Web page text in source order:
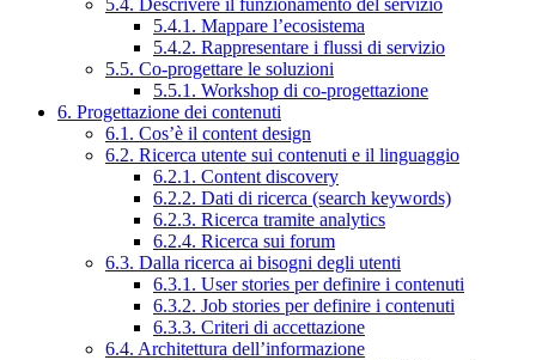
5.4. Descrivere il funzionamento del servizio
5.4.1. Mappare l’ecosistema
5.4.2. Rappresentare i flussi di servizio
5.5. Co-progettare le soluzioni
5.5.1. Workshop di co-progettazione
6. Progettazione dei contenuti
6.1. Cos’è il content design
6.2. Ricerca utente sui contenuti e il linguaggio
6.2.1. Content discovery
6.2.2. Dati di ricerca (search keywords)
6.2.3. Ricerca tramite analytics
6.2.4. Ricerca sui forum
6.3. Dalla ricerca ai bisogni degli utenti
6.3.1. User stories per definire i contenuti
6.3.2. Job stories per definire i contenuti
6.3.3. Criteri di accettazione
6.4. Architettura dell’informazione